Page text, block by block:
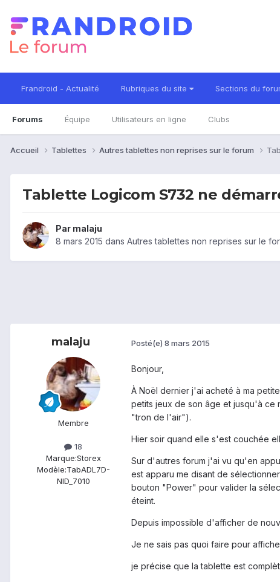
Frandroid - Actualité Rubriques du site Sections du
Forums Équipe Utilisateurs en ligne Clubs
Accueil Tablettes Autres tablettes non reprises sur le forum
Tablette Logicom S732 ne
Par malaju
8 mars 2015 dans Autres tablettes non reprises sur le
malaju
Membre
18
Marque:Storex
Modèle:TabADL7D-
NID_7010
Posté(e) 8 mars 2015
Bonjour,
À Noël dernier j'ai acheté à ma
petits jeux de son âge et jusqu'à ce
"tron de l'air").
Hier soir quand elle s'est couchée
Sur d'autres forum j'ai vu qu'en
est apparu me disant de
bouton "Power" pour valider la
éteint.
Depuis impossible d'afficher de
Je ne sais pas quoi faire pour
je précise que la tablette est